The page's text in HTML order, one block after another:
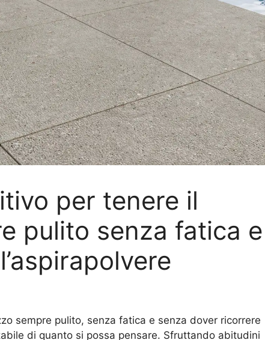
per tenere il
pulito senza fatica e
sempre pulito, senza fatica e senza dover ricorrere
di quanto si possa pensare. Sfruttando abitudini